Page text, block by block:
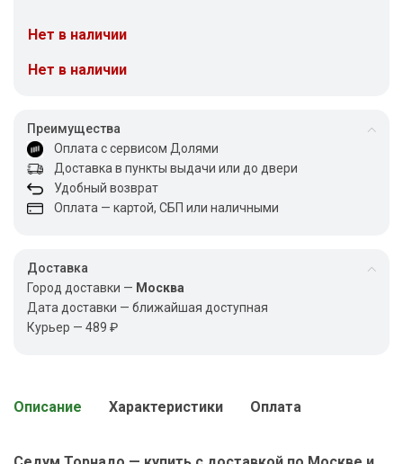
Нет в наличии
Нет в наличии
Преимущества
Оплата с сервисом Долями
Доставка в пункты выдачи или до двери
Удобный возврат
Оплата — картой, СБП или наличными
Доставка
Город доставки — Москва
Дата доставки — ближайшая доступная
Курьер — 489 ₽
Описание Характеристики Оплата